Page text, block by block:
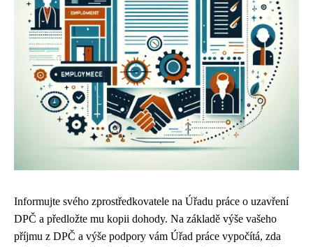
Informujte svého zprostředkovatele na Úřadu práce o uzavření
DPČ a předložte mu kopii dohody. Na základě výše vašeho
příjmu z DPČ a výše podpory vám Úřad práce vypočítá, zda